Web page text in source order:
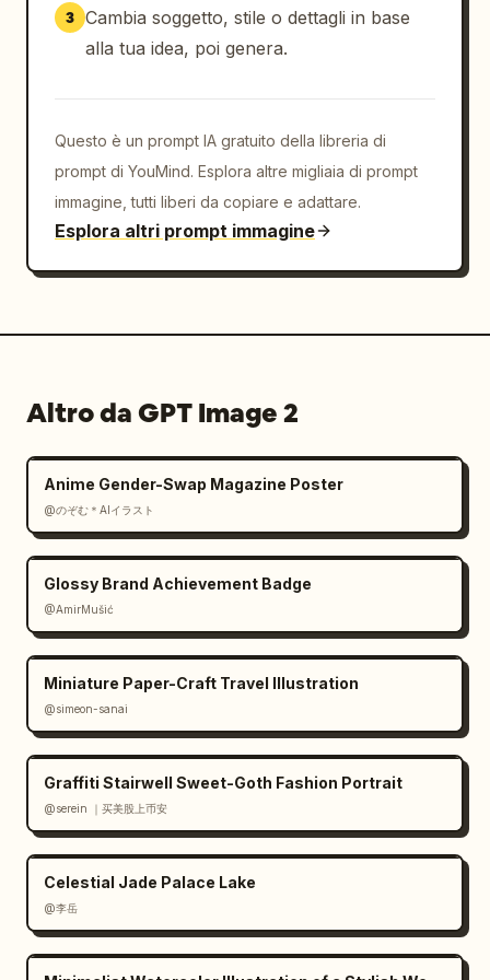
texture delle pareti rocciose e le
ondulazioni del terreno naturale.
soggetto consiste nell'area urbana centrale,
punti di riferimento, lungomare, nodi
stradali, ponti, sistemi idrici o parchi,
enfatizzando la volumetria architettonica,
città insulari, antiche rovine, lande
o basi fantascientifiche.
- La superficie mantiene la sensazione di
carta geografica e di informazioni
professionali.
- Le aree del terreno devono avere curve di
livello, strati di pendenza e depressioni.
- Le aree architettoniche devono avere
volumetria, relazioni tra blocchi e una
gerarchia chiara.
- I corpi idrici utilizzano un azzurro a
bassa saturazione.
- Il verde/le foreste utilizzano verde
muschio o verde a bassa saturazione.
- Gli elementi fantascientifici/fantasy
3 Cambia soggetto, stile o dettagli in base
alla tua idea, poi genera.
Questo è un prompt IA gratuito della libreria di
prompt di YouMind. Esplora altre migliaia di prompt
immagine, tutti liberi da copiare e adattare.
Esplora altri prompt immagine
Altro da GPT Image 2
Anime Gender-Swap Magazine Poster
@のぞむ＊AIイラスト
Glossy Brand Achievement Badge
@AmirMušić
Miniature Paper-Craft Travel Illustration
@simeon-sanai
Graffiti Stairwell Sweet-Goth Fashion Portrait
@serein ｜买美股上币安
Celestial Jade Palace Lake
@李岳